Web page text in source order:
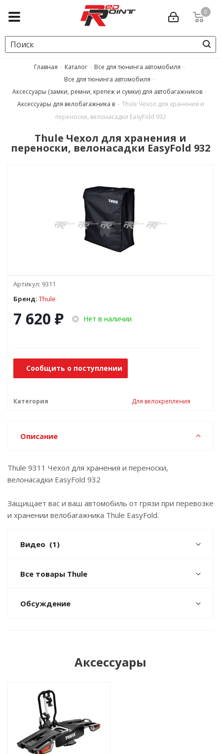
0
Главная - Каталог - Все для тюнинга автомобиля -
Все для тюнинга автомобиля -
Аксессуары (замки, ремни, крепеж и сумки) для автобагажников -
Аксессуары для велобагажника в - Thule Чехол для хранения и
переноски, велонасадки EasyFold 932
Thule Чехол для хранения и
переноски, велонасадки EasyFold 932
Артикул: 9311
Бренд: Thule
7 620 ₽ Нет в наличии
Сообщить о поступлении
Категория Для велокрепления
Описание
Thule 9311 Чехол для хранения и переноски,
велонасадки EasyFold 932
Защищает вас и ваш автомобиль от грязи при перевозке
и хранении велобагажника Thule EasyFold.
Видео (1)
Все товары Thule
Обсуждение
Аксессуары